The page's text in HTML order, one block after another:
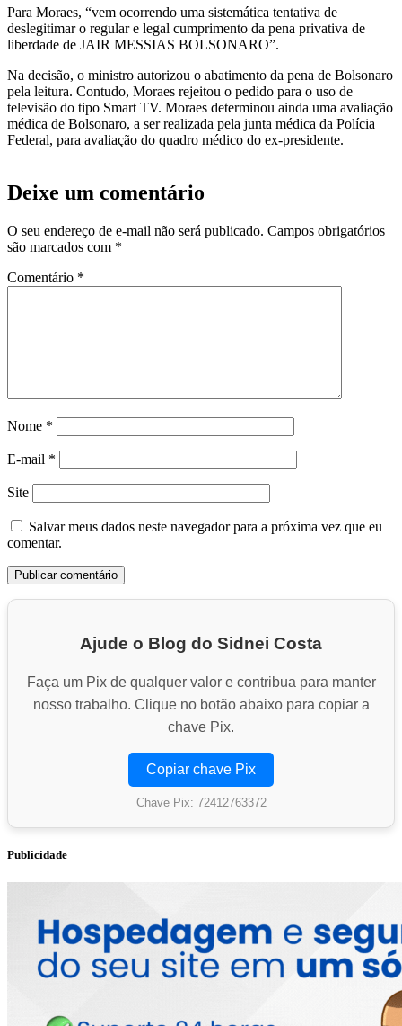
Para Moraes, “vem ocorrendo uma sistemática tentativa de
deslegitimar o regular e legal cumprimento da pena privativa de
liberdade de JAIR MESSIAS BOLSONARO”.
Na decisão, o ministro autorizou o abatimento da pena de Bolsonaro
pela leitura. Contudo, Moraes rejeitou o pedido para o uso de
televisão do tipo Smart TV. Moraes determinou ainda uma avaliação
médica de Bolsonaro, a ser realizada pela junta médica da Polícia
Federal, para avaliação do quadro médico do ex-presidente.
Deixe um comentário
O seu endereço de e-mail não será publicado. Campos obrigatórios
são marcados com *
Comentário *
Nome *
E-mail *
Site
Salvar meus dados neste navegador para a próxima vez que eu
comentar.
Ajude o Blog do Sidnei Costa
Faça um Pix de qualquer valor e contribua para manter
nosso trabalho. Clique no botão abaixo para copiar a
chave Pix.
Copiar chave Pix
Chave Pix: 72412763372
Publicidade